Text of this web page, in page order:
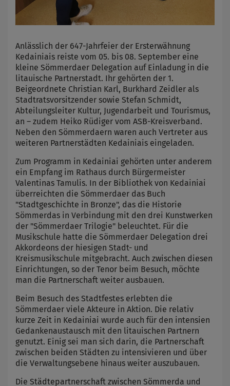
Anlässlich der 647-Jahrfeier der Ersterwähnung
Kedainiais reiste vom 05. bis 08. September eine
kleine Sömmerdaer Delegation auf Einladung in die
litauische Partnerstadt. Ihr gehörten der 1.
Beigeordnete Christian Karl, Burkhard Zeidler als
Stadtratsvorsitzender sowie Stefan Schmidt,
Abteilungsleiter Kultur, Jugendarbeit und Tourismus,
an – zudem Heiko Rüdiger vom ASB-Kreisverband.
Neben den Sömmerdaern waren auch Vertreter aus
weiteren Partnerstädten Kedainiais eingeladen.
Zum Programm in Kedainiai gehörten unter anderem
ein Empfang im Rathaus durch Bürgermeister
Valentinas Tamulis. In der Bibliothek von Kedainiai
überreichten die Sömmerdaer das Buch
"Stadtgeschichte in Bronze", das die Historie
Sömmerdas in Verbindung mit den drei Kunstwerken
der "Sömmerdaer Trilogie" beleuchtet. Für die
Musikschule hatte die Sömmerdaer Delegation drei
Akkordeons der hiesigen Stadt- und
Kreismusikschule mitgebracht. Auch zwischen diesen
Einrichtungen, so der Tenor beim Besuch, möchte
man die Partnerschaft weiter ausbauen.
Beim Besuch des Stadtfestes erlebten die
Sömmerdaer viele Akteure in Aktion. Die relativ
kurze Zeit in Kedainiai wurde auch für den intensien
Gedankenaustausch mit den litauischen Partnern
genutzt. Einig sei man sich darin, die Partnerschaft
zwischen beiden Städten zu intensivieren und über
die Verwaltungsebene hinaus weiter auszubauen.
Die Städtepartnerschaft zwischen Sömmerda und